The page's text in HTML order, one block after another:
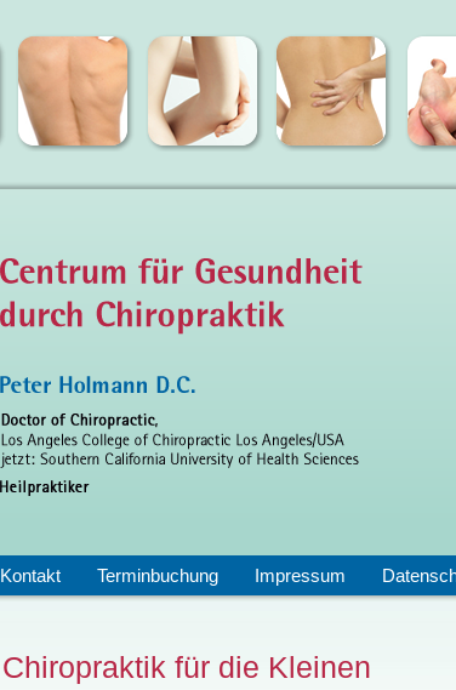
Kontakt Terminbuchung Impressum
Chiropraktik für die Kleinen